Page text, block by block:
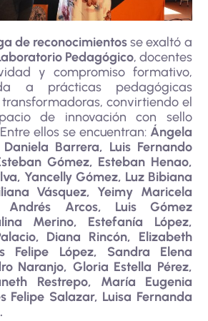
de reconocimientosse exaltó a
Pedagógico, docentes
y compromiso formativo,
a prácticas pedagógicas
convirtiendo el
de innovación con sello
ellos se encuentran: Ángela
Barrera, Luis Fernando
Gómez, Esteban Henao,
Yancelly Gómez, Luz Bibiana
Vásquez, Yeimy Maricela
Andrés Arcos, Luis Gómez
Merino, Estefanía López,
Diana Rincón, Elizabeth
Felipe López, Sandra Elena
Naranjo, Gloria Estella Pérez,
Restrepo, María Eugenia
Felipe Salazar, Luisa Fernanda